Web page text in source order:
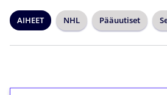
AIHEET NHL Pääuutiset